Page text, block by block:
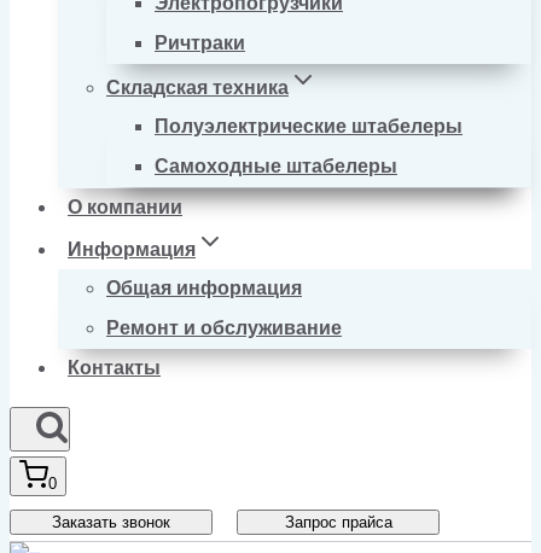
Ричтраки
Складская техника
Полуэлектрические штабелеры
Самоходные штабелеры
О компании
Информация
Общая информация
Ремонт и обслуживание
Контакты
0
Заказать звонок Запрос прайса